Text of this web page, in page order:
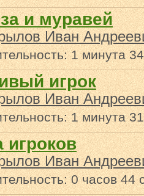
и муравей
Иван
1 минута
игрок
Иван
1 минута
игроков
Иван
0 часов 44